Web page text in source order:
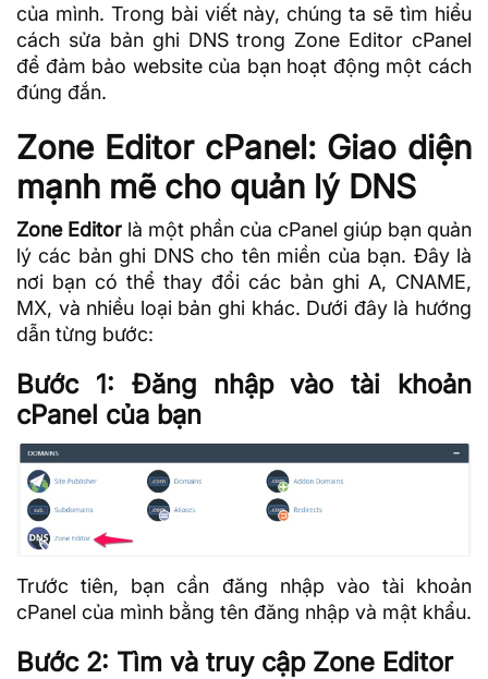
của mình. Trong bài viết này, chúng ta sẽ tìm hiểu
cách sửa bản ghi DNS trong Zone Editor cPanel
để đảm bảo website của bạn hoạt động một cách
đúng đắn.
Zone Editor cPanel: Giao diện
mạnh mẽ cho quản lý DNS
Zone Editor là một phần của cPanel giúp bạn quản
lý các bản ghi DNScho tên miền của bạn. Đây là
nơi bạn có thể thay đổi các bản ghi A, CNAME,
MX, và nhiều loại bản ghi khác. Dưới đây là hướng
dẫn từng bước:
Bước 1: Đăng nhập vào tài khoản
cPanel của bạn
Trước tiên, bạn cần đăng nhập vào tài khoản
cPanel của mình bằng tên đăng nhập và mật khẩu.
Bước 2: Tìm và truy cập Zone Editor